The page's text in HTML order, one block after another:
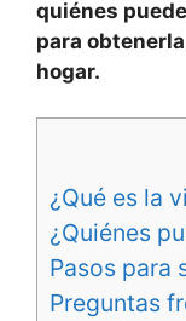
quiénes
para
hogar.
¿Qué es la
¿Quiénes
Pasos para
Preguntas